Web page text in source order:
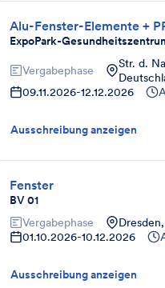
Alu-Fenster-Elemente +
ExpoPark-
Vergabephase
Str. d.
09.11.2026-12.12.2026
Ausschreibung anzeigen
Fenster
BV 01
Vergabephase
01.10.2026-10.12.2026
Ausschreibung anzeigen